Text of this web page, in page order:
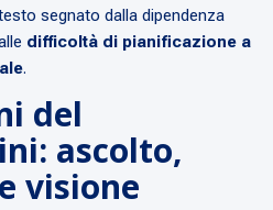
segnato dalla dipendenza
difficoltà di pianificazione a
.
del
ascolto,
visione